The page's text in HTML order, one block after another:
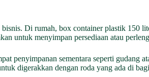
Di rumah, box container plastik 150
untuk menyimpan persediaan atau
penyimpanan sementara seperti gudang
digerakkan dengan roda yang ada di